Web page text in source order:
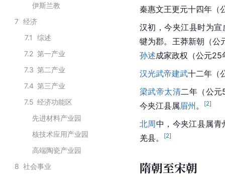
伊斯兰教
7 经济
7.1
综述
7.2 第一产业
7.3 第二产业
7.4 第三产业
7.5 经济功能区
先进材料产业园
核技术应用产业园
高端陶瓷产业园
8 社会事业
秦惠文王更元十四年（
汉初，今夹江县时为宣
犍为郡。 王莽新朝 （
孙述成家政权（公元
汉光武帝建武十二年（
梁武帝太清二年（公
今夹江县属眉州 。 [2]
北周中，今夹江县属青
羌县。 [2]
隋朝至宋朝